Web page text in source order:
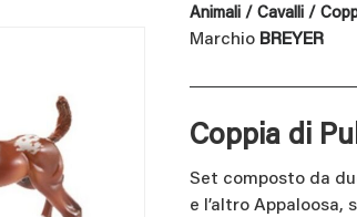
Animali / Cavalli /
Marchio BREYER
Coppia di
Set composto da
e l’altro Appaloosa,